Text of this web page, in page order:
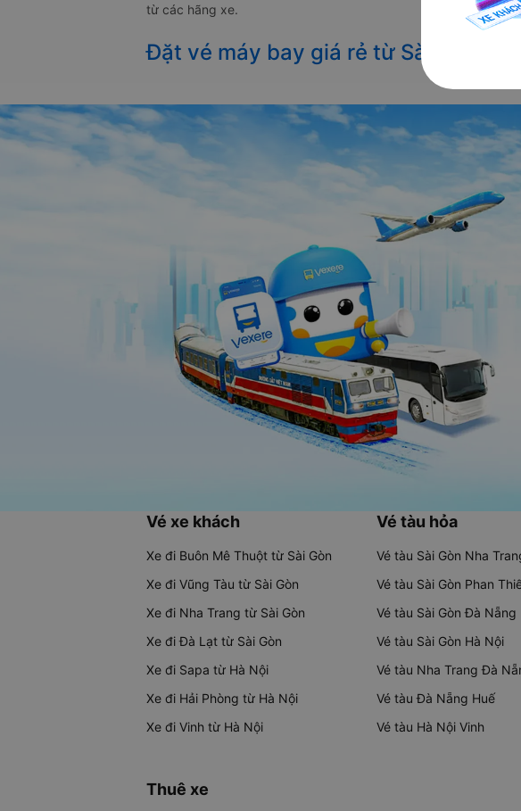
từ các hãng xe.
Đặt vé máy bay giá rẻ từ Sài Gòn đi
Vé xe khách
Xe đi Buôn Mê Thuột từ Sài Gòn
Xe đi Vũng Tàu từ Sài Gòn
Xe đi Nha Trang từ Sài Gòn
Xe đi Đà Lạt từ Sài Gòn
Xe đi Sapa từ Hà Nội
Xe đi Hải Phòng từ Hà Nội
Xe đi Vinh từ Hà Nội
Vé tàu hỏa
Vé tàu Sài Gòn Nha
Vé tàu Sài Gòn Phan
Vé tàu Sài Gòn Đà Nẵng
Vé tàu Sài Gòn Hà Nội
Vé tàu Nha Trang Đà
Vé tàu Đà Nẵng Huế
Vé tàu Hà Nội Vinh
Thuê xe